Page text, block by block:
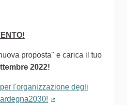
proposta" e carica il tuo
2022!
l'organizzazione degli